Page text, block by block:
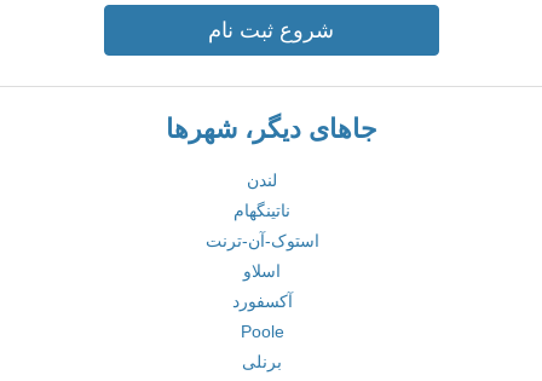
شروع ثبت نام
جاهای دیگر، شهرها
لندن
ناتینگهام
استوک-آن-ترنت
اسلاو
آکسفورد
Poole
برنلی